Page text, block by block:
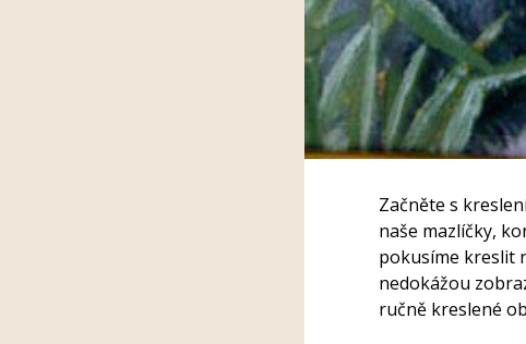
Začněte s
naše mazlíčky,
pokusíme kreslit
nedokážou
ručně kreslené